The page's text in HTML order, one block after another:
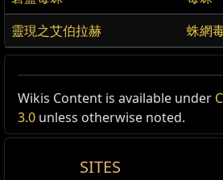
靈現之艾伯拉赫
蛛網
Wikis Content is available under
3.0 unless otherwise noted.
SITES